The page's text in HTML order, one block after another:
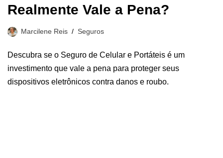
Realmente Vale a Pena?
Marcilene Reis Seguros
Descubra se o Seguro de Celular e Portáteis é um
investimento que vale a pena para proteger seus
dispositivos eletrônicos contra danos e roubo.